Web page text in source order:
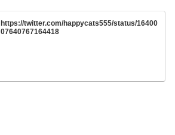
https://twitter.com/happycats555/status/16400
07640767164418